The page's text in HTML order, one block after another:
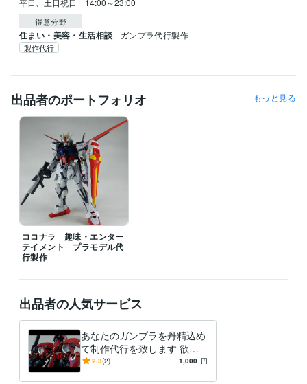
平日、土日祝日　14:00～23:00
得意分野
住まい・美容・生活相談 ガンプラ代行製作
製作代行
出品者のポートフォリオ もっと見る
ココナラ 趣味・エンター
テイメント プラモデル代
行製作
出品者の人気サービス
あなたのガンプラを丹精込め
て制作代行を致します 欲し
いけど作れない…そんなあな
2.3(2) 1,000 円